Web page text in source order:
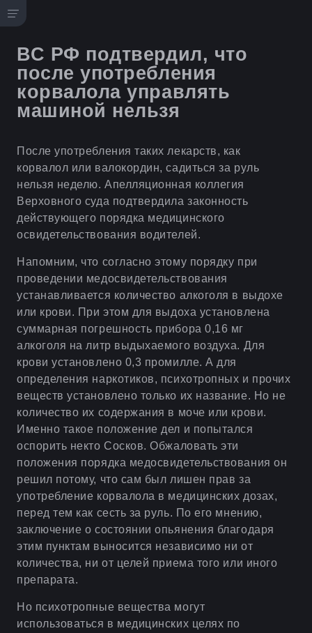
ВС РФ подтвердил, что
после употребления
корвалола управлять
машиной нельзя
После употребления таких лекарств, как
корвалол или валокордин, садиться за руль
нельзя неделю. Апелляционная коллегия
Верховного суда подтвердила законность
действующего порядка медицинского
освидетельствования водителей.
Напомним, что согласно этому порядку при
проведении медосвидетельствования
устанавливается количество алкоголя в выдохе
или крови. При этом для выдоха установлена
суммарная погрешность прибора 0,16 мг
алкоголя на литр выдыхаемого воздуха. Для
крови установлено 0,3 промилле. А для
определения наркотиков, психотропных и прочих
веществ установлено только их название. Но не
количество их содержания в моче или крови.
Именно такое положение дел и попытался
оспорить некто Сосков. Обжаловать эти
положения порядка медосвидетельствования он
решил потому, что сам был лишен прав за
употребление корвалола в медицинских дозах,
перед тем как сесть за руль. По его мнению,
заключение о состоянии опьянения благодаря
этим пунктам выносится независимо ни от
количества, ни от целей приема того или иного
препарата.
Но психотропные вещества могут
использоваться в медицинских целях по